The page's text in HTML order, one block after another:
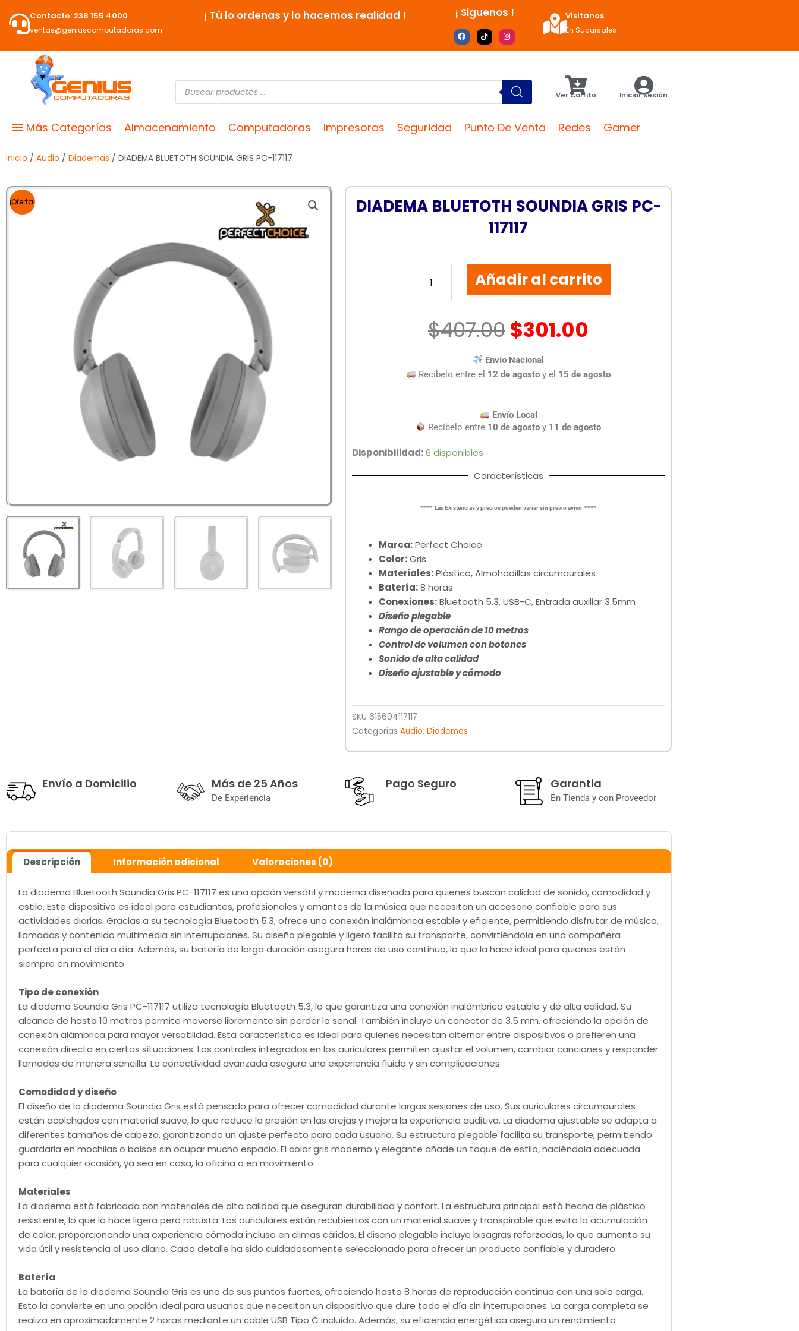
contenido
Contacto: 238 155 4000
ventas@geniuscomputadoras.com
¡ Tú lo ordenas y lo hacemos realidad ! ¡ Siguenos !
F
a
o
T
i
k
I
n
g
a
m
Visitanos
En Sucursales
Búsqueda
de
productos
Ver Carrito Iniciar Sesión
Más Categorías Almacenamiento Computadoras Impresoras Seguridad Punto De Venta Redes Gamer
Inicio / Audio / Diademas / DIADEMA BLUETOTH SOUNDIA GRIS PC-117117
¡Oferta!
DIADEMA BLUETOTH SOUNDIA GRIS PC-
117117
DIADEMA
BLUETOTH
PC-
117117
Añadir al carrito
$407.00$301.00
Envío Nacional
Recíbelo entre el 12 de agosto y el 15 de agosto
Envío Local
Recíbelo entre 10 de agosto y 11 de agosto
Disponibilidad:6 disponibles
Características
**** Las Existencias y precios pueden variar sin previo aviso ****
Marca:Perfect Choice
Color:Gris
Materiales:Plástico, Almohadillas circumaurales
Batería:8 horas
Conexiones:Bluetooth 5.3, USB-C, Entrada auxiliar 3.5mm
Diseño plegable
Rango de operación de 10 metros
Control de volumen con botones
Sonido de alta calidad
Diseño ajustable y cómodo
SKU 615604117117
Categorias Audio, Diademas
Envío a Domicilio Más de 25 Años
De Experiencia
Pago Seguro Garantia
En Tienda y con Proveedor
Descripción Información adicional Valoraciones (0)
La diadema Bluetooth Soundia Gris PC-117117 es una opción versátil y moderna diseñada para quienes buscan calidad de sonido, comodidad y
estilo. Este dispositivo es ideal para estudiantes, profesionales y amantes de la música que necesitan un accesorio confiable para sus
actividades diarias. Gracias a su tecnología Bluetooth 5.3, ofrece una conexión inalámbrica estable y eficiente, permitiendo disfrutar de música,
llamadas y contenido multimedia sin interrupciones. Su diseño plegable y ligero facilita su transporte, convirtiéndola en una compañera
perfecta para el día a día. Además, su batería de larga duración asegura horas de uso continuo, lo que la hace ideal para quienes están
siempre en movimiento.
Tipo de conexión
La diadema Soundia Gris PC-117117 utiliza tecnología Bluetooth 5.3, lo que garantiza una conexión inalámbrica estable y de alta calidad. Su
alcance de hasta 10 metros permite moverse libremente sin perder la señal. También incluye un conector de 3.5 mm, ofreciendo la opción de
conexión alámbrica para mayor versatilidad. Esta característica es ideal para quienes necesitan alternar entre dispositivos o prefieren una
conexión directa en ciertas situaciones. Los controles integrados en los auriculares permiten ajustar el volumen, cambiar canciones y responder
llamadas de manera sencilla. La conectividad avanzada asegura una experiencia fluida y sin complicaciones.
Comodidad y diseño
El diseño de la diadema Soundia Gris está pensado para ofrecer comodidad durante largas sesiones de uso. Sus auriculares circumaurales
están acolchados con material suave, lo que reduce la presión en las orejas y mejora la experiencia auditiva. La diadema ajustable se adapta a
diferentes tamaños de cabeza, garantizando un ajuste perfecto para cada usuario. Su estructura plegable facilita su transporte, permitiendo
guardarla en mochilas o bolsos sin ocupar mucho espacio. El color gris moderno y elegante añade un toque de estilo, haciéndola adecuada
para cualquier ocasión, ya sea en casa, la oficina o en movimiento.
Materiales
La diadema está fabricada con materiales de alta calidad que aseguran durabilidad y confort. La estructura principal está hecha de plástico
resistente, lo que la hace ligera pero robusta. Los auriculares están recubiertos con un material suave y transpirable que evita la acumulación
de calor, proporcionando una experiencia cómoda incluso en climas cálidos. El diseño plegable incluye bisagras reforzadas, lo que aumenta su
vida útil y resistencia al uso diario. Cada detalle ha sido cuidadosamente seleccionado para ofrecer un producto confiable y duradero.
Batería
La batería de la diadema Soundia Gris es uno de sus puntos fuertes, ofreciendo hasta 8 horas de reproducción continua con una sola carga.
Esto la convierte en una opción ideal para usuarios que necesitan un dispositivo que dure todo el día sin interrupciones. La carga completa se
realiza en aproximadamente 2 horas mediante un cable USB Tipo C incluido. Además, su eficiencia energética asegura un rendimiento